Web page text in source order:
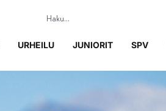
URHEILU JUNIORIT SPV